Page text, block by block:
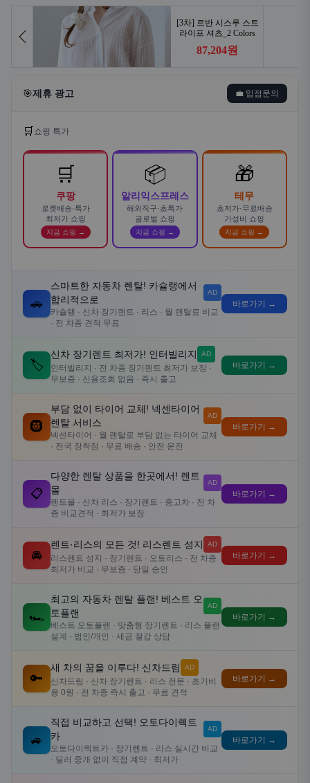
🎯제휴 광고 💼 입점문의
🛒 쇼핑 특가
🛒
쿠팡
로켓배송·특가
최저가 쇼핑
지금 쇼핑 →
📦
알리익스프레스
해외직구·초특가
글로벌 쇼핑
지금 쇼핑 →
🎁
테무
초저가·무료배송
가성비 쇼핑
지금 쇼핑 →
🚗
스마트한 자동차 렌탈! 카슐랭에서
합리적으로
AD
카슐랭 · 신차 장기렌트 · 리스 · 월 렌탈료 비교
· 전 차종 견적 무료
바로가기 →
🏷️
신차 장기렌트 최저가! 인터빌리지 AD
인터빌리지 · 전 차종 장기렌트 최저가 보장 ·
무보증 · 신용조회 없음 · 즉시 출고
바로가기 →
🛞
부담 없이 타이어 교체! 넥센타이어
렌탈 서비스
AD
넥센타이어 · 월 렌탈로 부담 없는 타이어 교체
· 전국 장착점 · 무료 배송 · 안전 운전
바로가기 →
📋
다양한 렌탈 상품을 한곳에서! 렌트
몰
AD
렌트몰 · 신차 리스 · 장기렌트 · 중고차 · 전 차
종 비교견적 · 최저가 보장
바로가기 →
🚘
렌트·리스의 모든 것! 리스렌트 성지 AD
리스렌트 성지 · 장기렌트 · 오토리스 · 전 차종
최저가 비교 · 무보증 · 당일 승인
바로가기 →
🏎️
최고의 자동차 렌탈 플랜! 베스트 오
토플랜
AD
베스트 오토플랜 · 맞춤형 장기렌트 · 리스 플랜
설계 · 법인/개인 · 세금 절감 상담
바로가기 →
🔑
새 차의 꿈을 이루다! 신차드림 AD
신차드림 · 신차 장기렌트 · 리스 전문 · 초기비
용 0원 · 전 차종 즉시 출고 · 무료 견적
바로가기 →
🚙
직접 비교하고 선택! 오토다이렉트
카
AD
오토다이렉트카 · 장기렌트 · 리스 실시간 비교
· 딜러 중개 없이 직접 계약 · 최저가
바로가기 →